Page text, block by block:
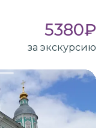
5380₽
за экскурсию